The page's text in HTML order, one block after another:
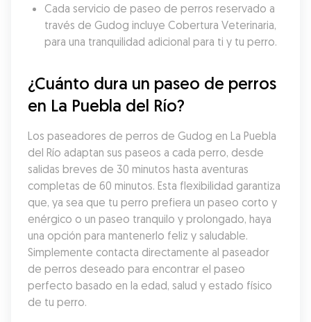
Cada servicio de paseo de perros reservado a
través de Gudog incluye Cobertura Veterinaria,
para una tranquilidad adicional para ti y tu perro.
¿Cuánto dura un paseo de perros
en La Puebla del Río?
Los paseadores de perros de Gudog en La Puebla
del Río adaptan sus paseos a cada perro, desde
salidas breves de 30 minutos hasta aventuras
completas de 60 minutos. Esta flexibilidad garantiza
que, ya sea que tu perro prefiera un paseo corto y
enérgico o un paseo tranquilo y prolongado, haya
una opción para mantenerlo feliz y saludable.
Simplemente contacta directamente al paseador
de perros deseado para encontrar el paseo
perfecto basado en la edad, salud y estado físico
de tu perro.